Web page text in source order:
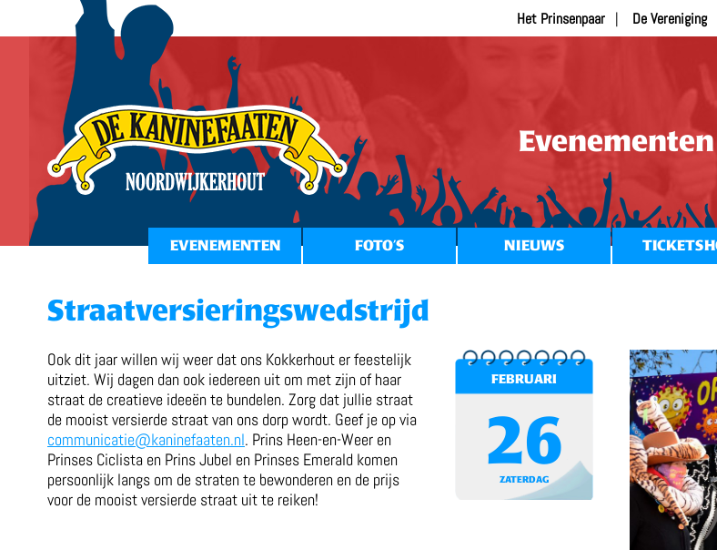
Evenementen
Het Prinsenpaar De Vereniging
EVENEMENTEN FOTO’S NIEUWS
Straatversieringswedstrijd
Ook dit jaar willen wij weer dat ons Kokkerhout er feestelijk
uitziet. Wij dagen dan ook iedereen uit om met zijn of haar
straat de creatieve ideeën te bundelen. Zorg dat jullie straat
de mooist versierde straat van ons dorp wordt. Geef je op via
communicatie@kaninefaaten.nl. Prins Heen-en-Weer en
Prinses Ciclista en Prins Jubel en Prinses Emerald komen
persoonlijk langs om de straten te bewonderen en de prijs
voor de mooist versierde straat uit te reiken!
FEBRUARI
26
ZATERDAG